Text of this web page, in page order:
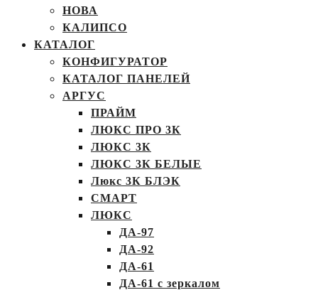
НОВА
КАЛИПСО
КАТАЛОГ
КОНФИГУРАТОР
КАТАЛОГ ПАНЕЛЕЙ
АРГУС
ПРАЙМ
ЛЮКС ПРО 3К
ЛЮКС 3К
ЛЮКС 3К БЕЛЫЕ
Люкс 3К БЛЭК
СМАРТ
ЛЮКС
ДА-97
ДА-92
ДА-61
ДА-61 с зеркалом